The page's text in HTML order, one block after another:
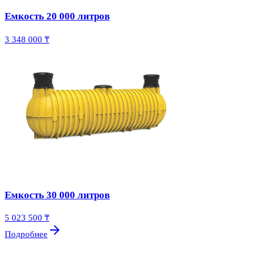
Емкость 20 000 литров
3 348 000 ₸
Емкость 30 000 литров
5 023 500 ₸
Подробнее